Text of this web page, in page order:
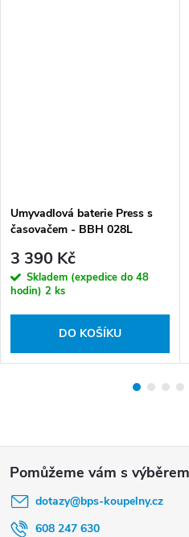
Umyvadlová baterie Press s
časovačem - BBH 028L
3 390 Kč
Skladem (expedice do 48
hodin) 2 ks
DO KOŠÍKU
dotazy@bps-koupelny.cz
608 247 630